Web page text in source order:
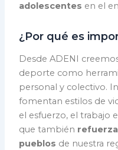
adolescentes en el
¿Por qué es
Desde ADENI
deporte como
personal y colectivo.
fomentan estilos de
el esfuerzo, el trabajo
que también
pueblos de nuestra